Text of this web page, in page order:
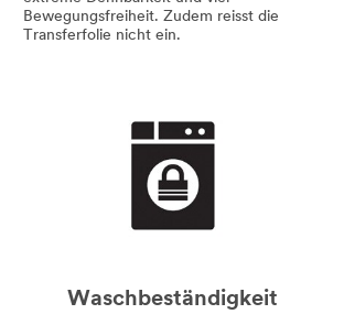
Bewegungsfreiheit. Zudem reisst die
Transferfolie nicht ein.
Waschbeständigkeit